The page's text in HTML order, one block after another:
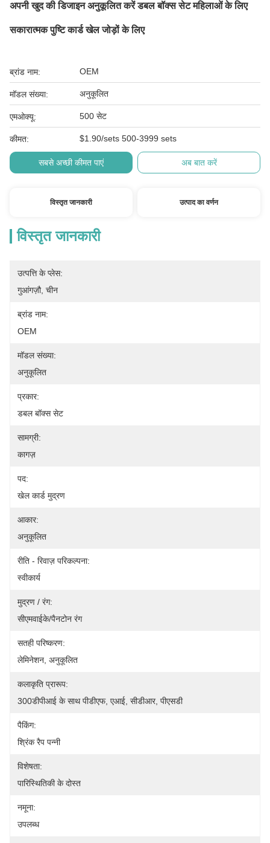
अपनी खुद की डिजाइन अनुकूलित करें डबल बॉक्स सेट महिलाओं के लिए
सकारात्मक पुष्टि कार्ड खेल जोड़ों के लिए
ब्रांड नाम: OEM
मॉडल संख्या: अनुकूलित
एमओक्यू: 500 सेट
कीमत: $1.90/sets 500-3999 sets
सबसे अच्छी कीमत पाएं अब बात करें
विस्तृत जानकारी उत्पाद का वर्णन
विस्तृत जानकारी
उत्पत्ति के प्लेस:
गुआंगज़ौ, चीन
ब्रांड नाम:
OEM
मॉडल संख्या:
अनुकूलित
प्रकार:
डबल बॉक्स सेट
सामग्री:
कागज़
पद:
खेल कार्ड मुद्रण
आकार:
अनुकूलित
रीति - रिवाज़ परिकल्पना:
स्वीकार्य
मुद्रण / रंग:
सीएमवाईके/पैनटोन रंग
सतही परिष्करण:
लेमिनेशन, अनुकूलित
कलाकृति प्रारूप:
300डीपीआई के साथ पीडीएफ, एआई, सीडीआर, पीएसडी
पैकिंग:
श्रिंक रैप पन्नी
विशेषता:
पारिस्थितिकी के दोस्त
नमूना:
उपलब्ध